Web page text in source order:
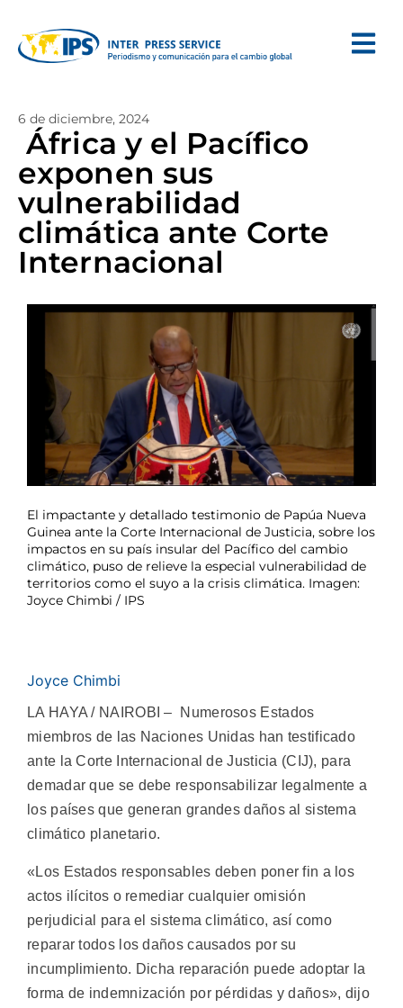
6 de diciembre, 2024
África y el Pacífico
exponen sus
vulnerabilidad
climática ante Corte
Internacional
El impactante y detallado testimonio de Papúa Nueva
Guinea ante la Corte Internacional de Justicia, sobre los
impactos en su país insular del Pacífico del cambio
climático, puso de relieve la especial vulnerabilidad de
territorios como el suyo a la crisis climática. Imagen:
Joyce Chimbi / IPS
Joyce Chimbi
LA HAYA / NAIROBI – Numerosos Estados
miembros de las Naciones Unidas han testificado
ante la Corte Internacional de Justicia (CIJ), para
demadar que se debe responsabilizar legalmente a
los países que generan grandes daños al sistema
climático planetario.
«Los Estados responsables deben poner fin a los
actos ilícitos o remediar cualquier omisión
perjudicial para el sistema climático, así como
reparar todos los daños causados por su
incumplimiento. Dicha reparación puede adoptar la
forma de indemnización por pérdidas y daños», dijo